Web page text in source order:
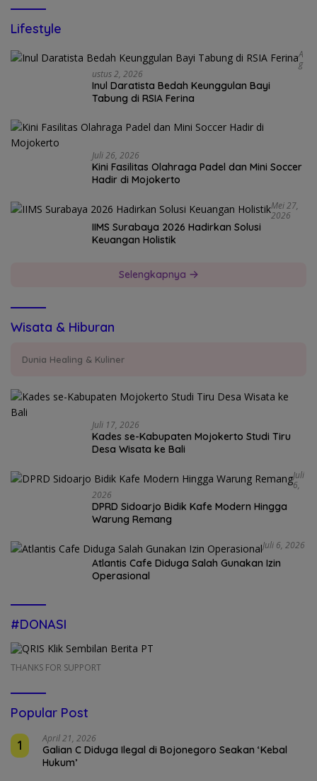
Lifestyle
A
G
Ustus 2, 2026
Inul Daratista Bedah Keunggulan Bayi
Tabung di RSIA Ferina
Juli 26, 2026
Kini Fasilitas Olahraga Padel dan Mini Soccer
Hadir di Mojokerto
Mei 27,
2026
IIMS Surabaya 2026 Hadirkan Solusi
Keuangan Holistik
Selengkapnya
Wisata & Hiburan
Dunia Healing & Kuliner
Juli 17, 2026
Kades se-Kabupaten Mojokerto Studi Tiru
Desa Wisata ke Bali
Juli
6,
2026
DPRD Sidoarjo Bidik Kafe Modern Hingga
Warung Remang
Juli 6, 2026
Atlantis Cafe Diduga Salah Gunakan Izin
Operasional
#DONASI
THANKS FOR SUPPORT
Popular Post
1
April 21, 2026
Galian C Diduga Ilegal di Bojonegoro Seakan ‘Kebal
Hukum’